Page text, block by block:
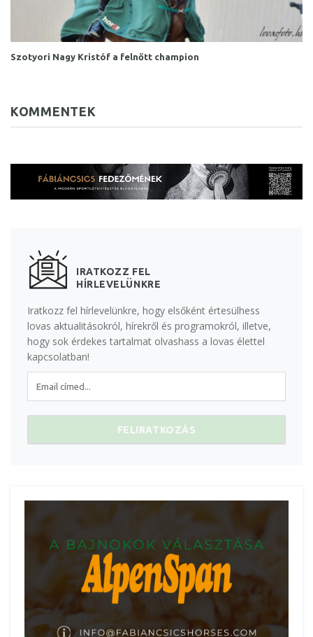
Szotyori Nagy Kristóf a felnőtt champion
KOMMENTEK
IRATKOZZ FEL
HÍRLEVELÜNKRE
Iratkozz fel hírlevelünkre, hogy elsőként értesülhess
lovas aktualitásokról, hírekről és programokról, illetve,
hogy sok érdekes tartalmat olvashass a lovas élettel
kapcsolatban!